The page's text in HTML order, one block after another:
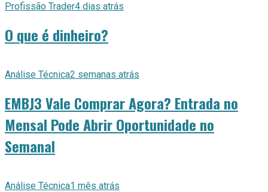
Profissão Trader4 dias atrás
O que é dinheiro?
Análise Técnica2 semanas atrás
EMBJ3 Vale Comprar Agora? Entrada no
Mensal Pode Abrir Oportunidade no
Semanal
Análise Técnica1 mês atrás